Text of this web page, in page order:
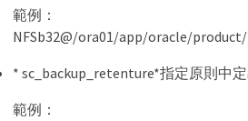
範例：
NFSb32@/ora01/app/oracle/
* sc_backup_retenture*指定原則中定
範例：